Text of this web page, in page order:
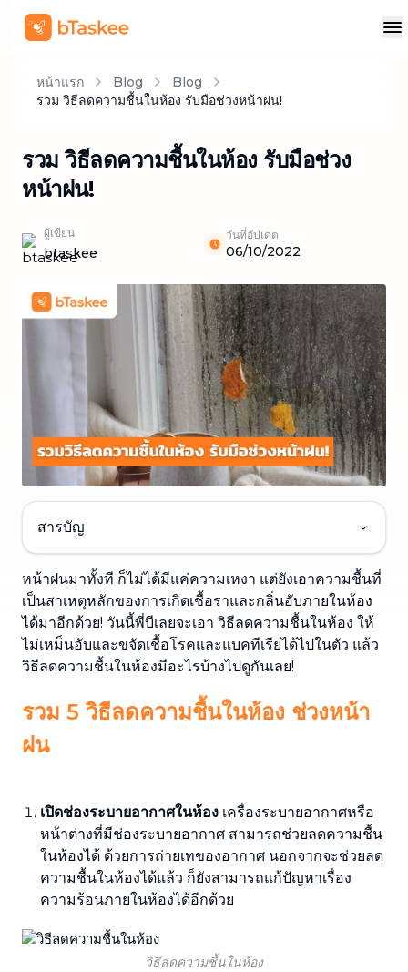
หน้าแรก Blog
Blog
รวม วิธีลดความชื้นในห้อง รับมือช่วงหน้าฝน!
รวม วิธีลดความชื้นในห้อง รับมือช่วง
หน้าฝน!
ผู้เขียน
btaskee
วันที่อัปเดต
06/10/2022
สารบัญ
หน้าฝนมาทั้งที ก็ไม่ได้มีแค่ความเหงา แต่ยังเอาความชื้นที่
เป็นสาเหตุหลักของการเกิดเชื้อราและกลิ่นอับภายในห้อง
ได้มาอีกด้วย! วันนี้พี่บีเลยจะเอา วิธีลดความชื้นในห้อง ให้
ไม่เหม็นอับและขจัดเชื้อโรคและแบคทีเรียได้ไปในตัว แล้ว
วิธีลดความชื้นในห้องมีอะไรบ้างไปดูกันเลย!
รวม 5 วิธีลดความชื้นในห้อง ช่วงหน้า
ฝน
เปิดช่องระบายอากาศในห้อง เครื่องระบายอากาศหรือ
หน้าต่างที่มีช่องระบายอากาศ สามารถช่วยลดความชื้น
ในห้องได้ ด้วยการถ่ายเทของอากาศ นอกจากจะช่วยลด
ความชื้นในห้องได้แล้ว ก็ยังสามารถแก้ปัญหาเรื่อง
ความร้อนภายในห้องได้อีกด้วย
วิธีลดความชื้นในห้อง